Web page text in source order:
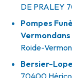
DE PRALEY
Pompes
Vermondans
Roide-
Bersier-
70400